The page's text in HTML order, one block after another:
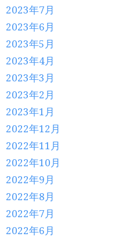
2023年7月
2023年6月
2023年5月
2023年4月
2023年3月
2023年2月
2023年1月
2022年12月
2022年11月
2022年10月
2022年9月
2022年8月
2022年7月
2022年6月